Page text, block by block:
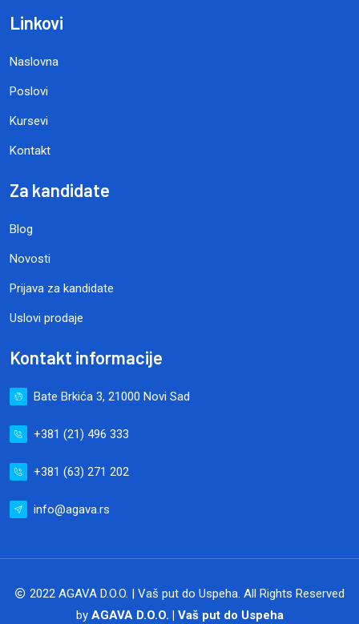
Linkovi
Naslovna
Poslovi
Kursevi
Kontakt
Za kandidate
Blog
Novosti
Prijava za kandidate
Uslovi prodaje
Kontakt informacije
Bate Brkića 3, 21000 Novi Sad
+381 (21) 496 333
+381 (63) 271 202
info@agava.rs
2022 AGAVA D.O.O. | Vaš put do Uspeha. All Rights Reserved
by AGAVA D.O.O. | Vaš put do Uspeha